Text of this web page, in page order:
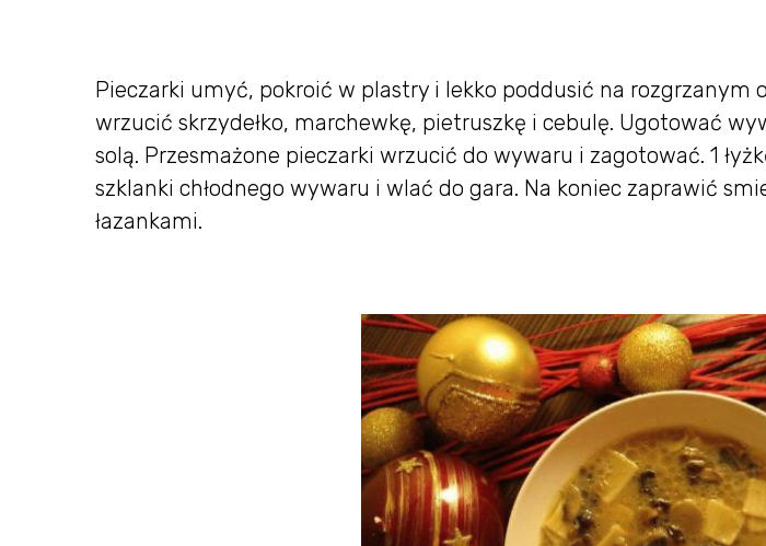
Pieczarki umyć, pokroić w plastry i lekko poddusić na rozgrzanym
wrzucić skrzydełko, marchewkę, pietruszkę i cebulę. Ugotować
solą. Przesmażone pieczarki wrzucić do wywaru i zagotować. 1
szklanki chłodnego wywaru i wlać do gara. Na koniec zaprawić
łazankami.